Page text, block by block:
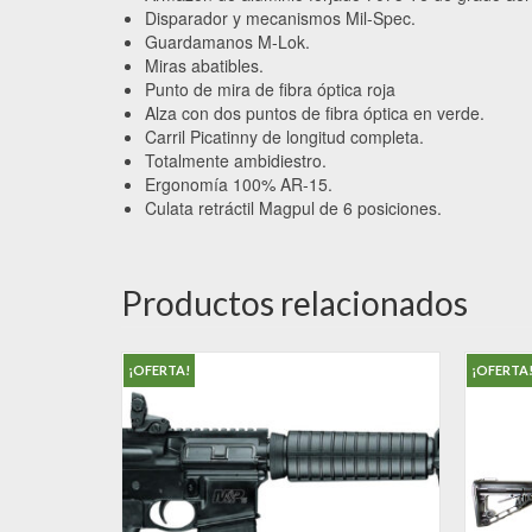
Disparador y mecanismos Mil-Spec.
Guardamanos M-Lok.
Miras abatibles.
Punto de mira de fibra óptica roja
Alza con dos puntos de fibra óptica en verde.
Carril Picatinny de longitud completa.
Totalmente ambidiestro.
Ergonomía 100% AR-15.
Culata retráctil Magpul de 6 posiciones.
Productos relacionados
¡OFERTA! ¡OFERTA!